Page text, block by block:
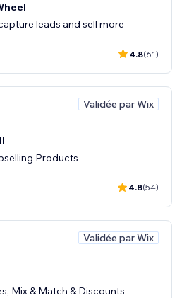
leads and sell more
4.8(61)
Validée par Wix
Products
4.8(54)
Validée par Wix
Mix & Match & Discounts